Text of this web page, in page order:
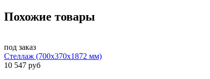
Похожие товары
под заказ
Стеллаж (700х370х1872 мм)
10 547 руб